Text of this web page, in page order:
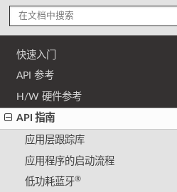
快速入门
API 参考
H/W 硬件参考
API 指南
应用层跟踪库
应用程序的启动流程
低功耗蓝牙®